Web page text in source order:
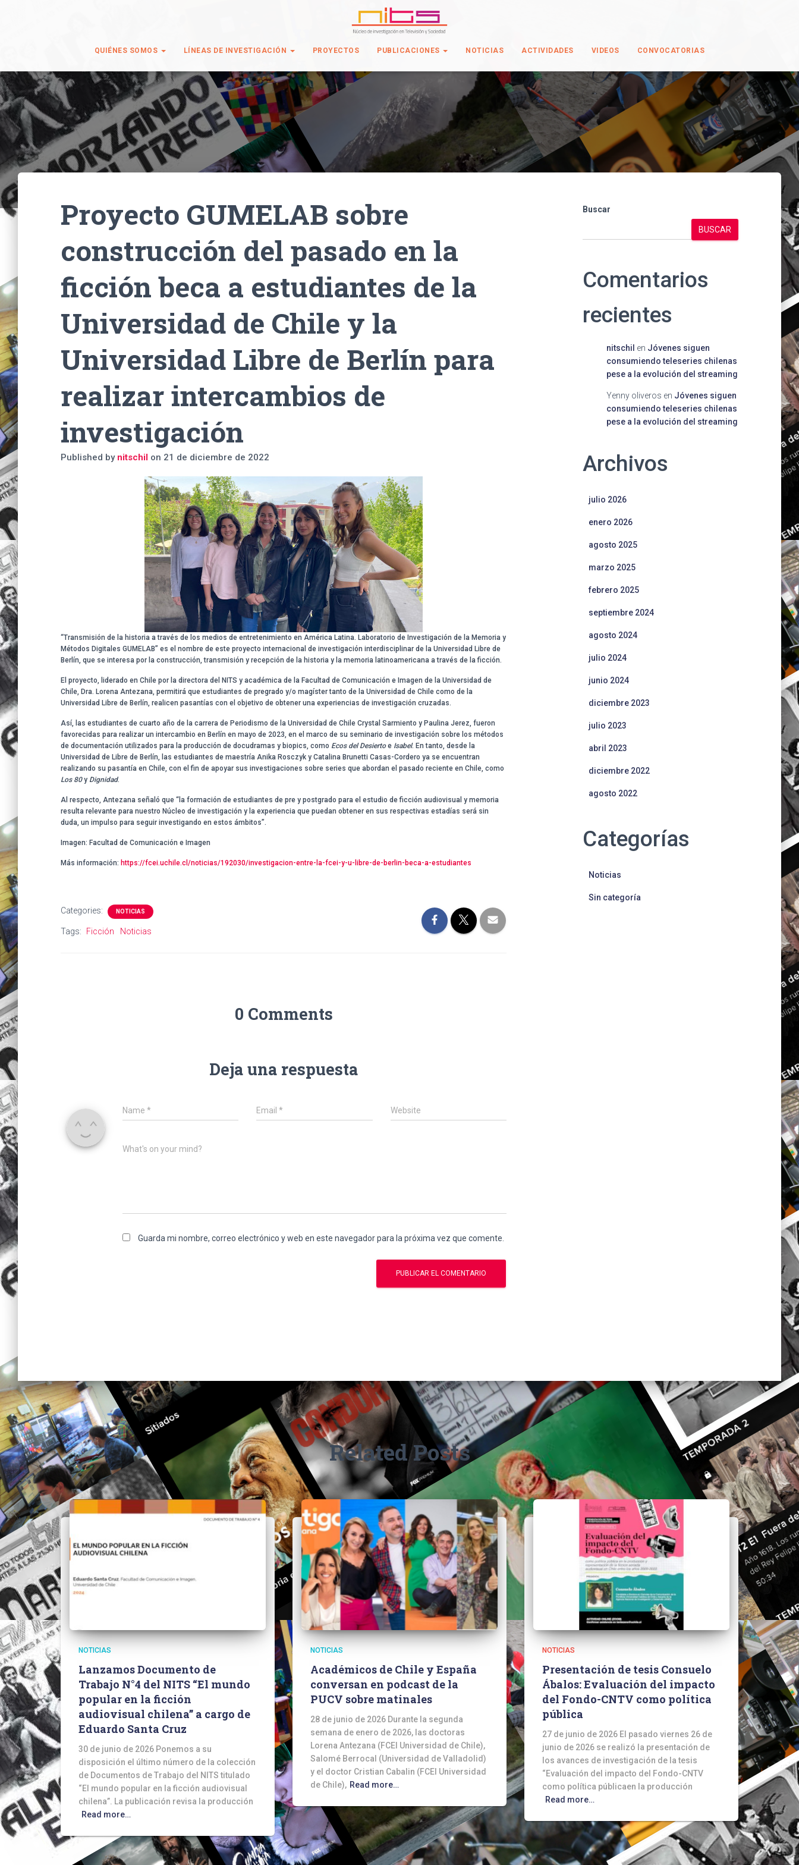
QUIÉNES SOMOS LÍNEAS DE INVESTIGACIÓN PROYECTOS PUBLICACIONES NOTICIAS ACTIVIDADES VIDEOS CONVOCATORIAS
Proyecto GUMELAB sobre
construcción del pasado en la
ficción beca a estudiantes de la
Universidad de Chile y la
Universidad Libre de Berlín para
realizar intercambios de
investigación
Published by nitschil on 21 de diciembre de 2022
“Transmisión de la historia a través de los medios de entretenimiento en América Latina. Laboratorio de Investigación de la Memoria y
Métodos Digitales GUMELAB” es el nombre de este proyecto internacional de investigación interdisciplinar de la Universidad Libre de
Berlín, que se interesa por la construcción, transmisión y recepción de la historia y la memoria latinoamericana a través de la ficción.
El proyecto, liderado en Chile por la directora del NITS y académica de la Facultad de Comunicación e Imagen de la Universidad de
Chile, Dra. Lorena Antezana, permitirá que estudiantes de pregrado y/o magíster tanto de la Universidad de Chile como de la
Universidad Libre de Berlín, realicen pasantías con el objetivo de obtener una experiencias de investigación cruzadas.
Así, las estudiantes de cuarto año de la carrera de Periodismo de la Universidad de Chile Crystal Sarmiento y Paulina Jerez, fueron
favorecidas para realizar un intercambio en Berlín en mayo de 2023, en el marco de su seminario de investigación sobre los métodos
de documentación utilizados para la producción de docudramas y biopics, como Ecos del Desiertoe Isabel. En tanto, desde la
Universidad de Libre de Berlín, las estudiantes de maestría Anika Rosczyk y Catalina Brunetti Casas-Cordero ya se encuentran
realizando su pasantía en Chile, con el fin de apoyar sus investigaciones sobre series que abordan el pasado reciente en Chile, como
Los 80y Dignidad.
Al respecto, Antezana señaló que “la formación de estudiantes de pre y postgrado para el estudio de ficción audiovisual y memoria
resulta relevante para nuestro Núcleo de investigación y la experiencia que puedan obtener en sus respectivas estadías será sin
duda, un impulso para seguir investigando en estos ámbitos”.
Imagen: Facultad de Comunicación e Imagen
Más información: https://fcei.uchile.cl/noticias/192030/investigacion-entre-la-fcei-y-u-libre-de-berlin-beca-a-estudiantes
Categories: NOTICIAS
Tags: Ficción Noticias
0 Comments
Deja una respuesta
Name * Email* Website
What's on your mind?
Guarda mi nombre, correo electrónico y web en este navegador para la próxima vez que comente.
Buscar
BUSCAR
Comentarios
recientes
nitschil en Jóvenes siguen
consumiendo teleseries chilenas
pese a la evolución del streaming
Yenny oliveros en Jóvenes siguen
consumiendo teleseries chilenas
pese a la evolución del streaming
Archivos
julio 2026
enero 2026
agosto 2025
marzo 2025
febrero 2025
septiembre 2024
agosto 2024
julio 2024
junio 2024
diciembre 2023
julio 2023
abril 2023
diciembre 2022
agosto 2022
Categorías
Noticias
Sin categoría
Related Posts
NOTICIAS
Lanzamos Documento de
Trabajo N°4 del NITS “El mundo
popular en la ficción
audiovisual chilena” a cargo de
Eduardo Santa Cruz
30 de junio de 2026 Ponemos a su
disposición el último número de la colección
de Documentos de Trabajo del NITS titulado
“El mundo popular en la ficción audiovisual
chilena”. La publicación revisa la producción
Read more…
NOTICIAS
Académicos de Chile y España
conversan en podcast de la
PUCV sobre matinales
28 de junio de 2026 Durante la segunda
semana de enero de 2026, las doctoras
Lorena Antezana (FCEI Universidad de Chile),
Salomé Berrocal (Universidad de Valladolid)
y el doctor Cristian Cabalin (FCEI Universidad
de Chile), Read more…
NOTICIAS
Presentación de tesis Consuelo
Ábalos: Evaluación del impacto
del Fondo-CNTV como política
pública
27 de junio de 2026 El pasado viernes 26 de
junio de 2026 se realizó la presentación de
los avances de investigación de la tesis
“Evaluación del impacto del Fondo-CNTV
como política públicaen la producción
Read more…